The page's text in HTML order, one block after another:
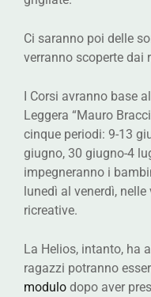
Ci saranno poi delle
verranno scoperte dai
I Corsi avranno base
Leggera “Mauro
cinque periodi: 9-13
giugno, 30 giugno-4
impegneranno i
lunedì al venerdì,
ricreative.
La Helios, intanto, ha
ragazzi potranno
modulo dopo aver